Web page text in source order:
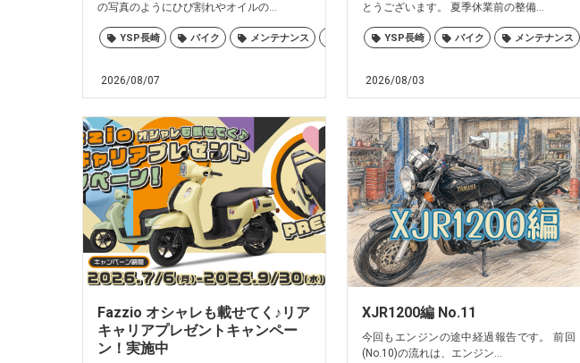
の写真のようにひび割れやオイルの...
YSP長崎 バイク メンテナンス ヤマハ 佐世保 大村 島原 諫早
2026/08/07
とうございます。 夏季休業前の整備...
YSP長崎 バイク メンテナンス
2026/08/03
Fazzio オシャレも載せてく♪リア
キャリアプレゼントキャンペー
ン！実施中
XJR1200編 No.11
今回もエンジンの途中経過報告です。 前回
(No.10)の流れは、エンジン...